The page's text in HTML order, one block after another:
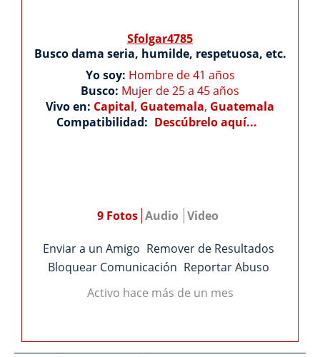
Sfolgar4785
Busco dama seria, humilde, respetuosa, etc.
Yo soy: Hombre de 41 años
Busco: Mujer de 25 a 45 años
Vivo en: Capital, Guatemala, Guatemala
Compatibilidad: Descúbrelo aquí...
9 Fotos Audio Video
Enviar a un Amigo Remover de Resultados
Bloquear Comunicación Reportar Abuso
Activo hace más de un mes